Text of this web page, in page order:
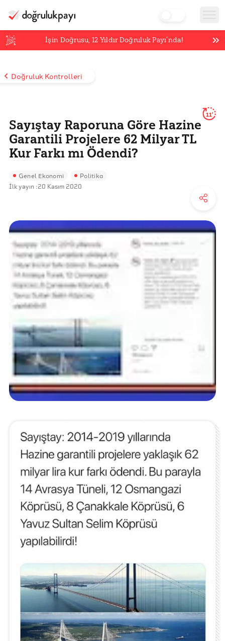
İşin Doğrusu,12 Yıldır Doğruluk Payı’nda!
Doğruluk Kontrolleri
Sayıştay Raporuna Göre Hazine
Garantili Projelere 62 Milyar TL
Kur Farkı mı Ödendi?
11'
Genel Ekonomi Politika
İlk yayın :20 Kasım 2020